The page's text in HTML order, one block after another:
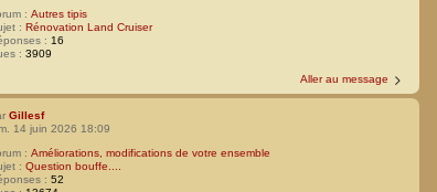
:Autres tipis
:Rénovation Land Cruiser
: 16
:3909
Aller au message
Gillesf
14 juin 2026 18:09
:Améliorations, modifications de votre ensemble
:Question bouffe....
:52